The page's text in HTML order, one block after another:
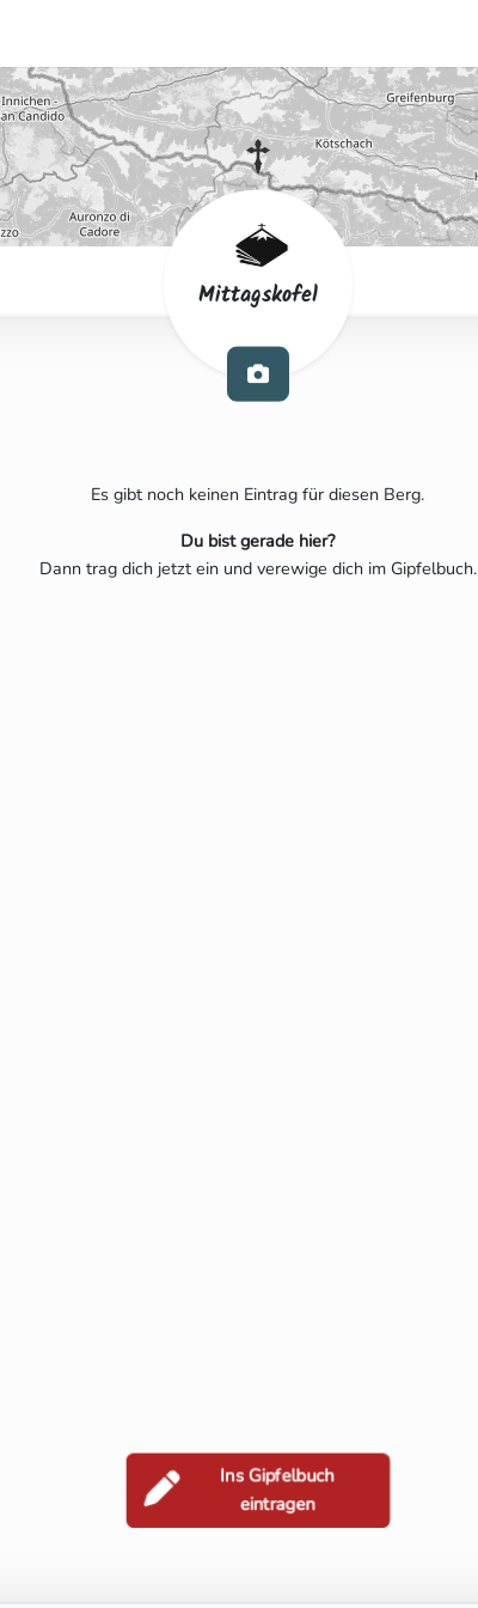
Mittagskofel
Es gibt noch keinen Eintrag für diesen Berg.
Du bist gerade hier?
Dann trag dich jetzt ein und verewige dich im Gipfelbuch.
Ins Gipfelbuch
eintragen